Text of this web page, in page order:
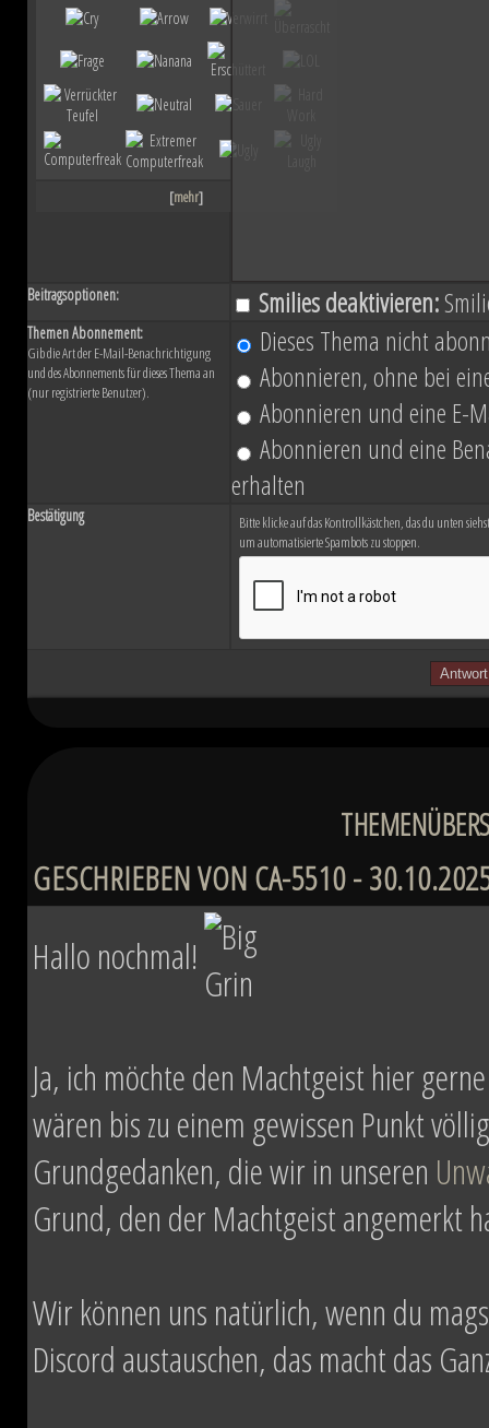
ihn mit der Einnahme von
Eindruck einer erneuten
sichert sich Vesperum die Loyalität
Vernichtung aller Dissidenten und
Schlacht von Endor noch den
nun in weiter Ferne. Der Entscheid
fallen und niemand vermag auch
Planeten aussehen wird....
[mehr]
Beitragsoptionen: Smilies deaktivieren:
Themen Abonnement:
Gib die Art der E-Mail-Benachrichtigung
und des Abonnements für dieses Thema an
(nur registrierte Benutzer).
Dieses Thema nicht
Abonnieren, ohne bei
Abonnieren und eine E-
Abonnieren und eine
erhalten
Bestätigung
Bitte klicke auf das Kontrollkästchen, das du unten
um automatisierte Spambots zu stoppen.
GESCHRIEBEN VON CA-5510 -
Hallo nochmal!
Ja, ich möchte den Machtgeist hier
wären bis zu einem gewissen Punkt
Grundgedanken, die wir in unseren
Grund, den der Machtgeist angemerkt
Wir können uns natürlich, wenn du
Discord austauschen, das macht das